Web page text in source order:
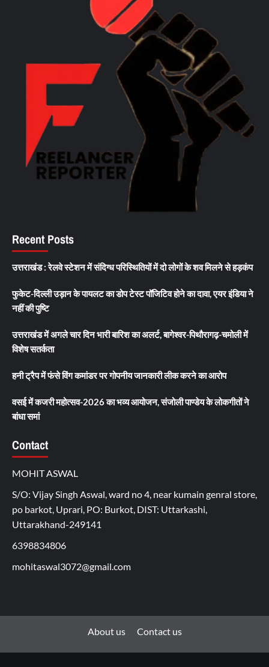
Recent Posts
उत्तराखंड : रेलवे स्टेशन में संदिग्ध परिस्थितियों में दो लोगों के शव मिलने से हड़कंप
फुकेट-दिल्ली उड़ान के पायलट का डोप टेस्ट पॉजिटिव होने का दावा, एयर इंडिया ने
नहीं की पुष्टि
उत्तराखंड में अगले चार दिन भारी बारिश का अलर्ट, बागेश्वर-पिथौरागढ़-चमोली में
विशेष सतर्कता
हनी ट्रैप में फंसे विंग कमांडर पर गोपनीय जानकारी लीक करने का आरोप
वसई में कजरी महोत्सव-2026 का भव्य आयोजन, संजोली पाण्डेय के लोकगीतों ने
बांधा समां
Contact
MOHIT ASWAL
S/O: Vijay Singh Aswal, ward no 4, near kumain genral store,
po barkot, Uprari, PO: Burkot, DIST: Uttarkashi,
Uttarakhand-249141
6398834806
mohitaswal3072@gmail.com
About us Contact us